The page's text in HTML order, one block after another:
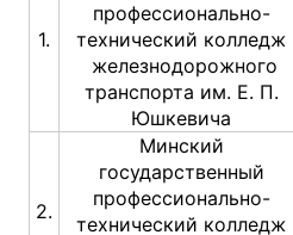
1.
профессионально-
технический колледж
железнодорожного
транспорта им. Е. П.
Юшкевича
2.
Минский
государственный
профессионально-
технический колледж